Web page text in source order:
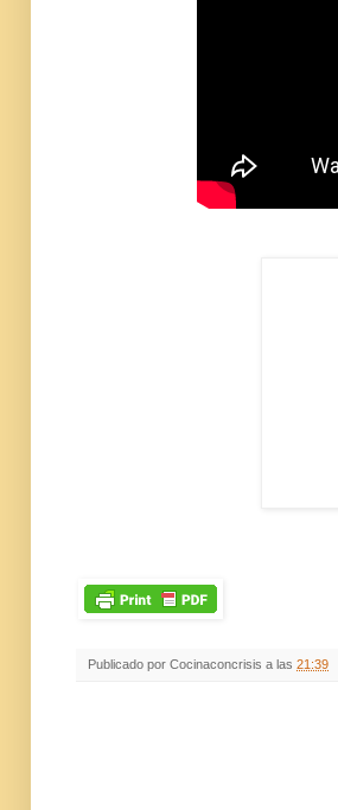
Publicado por Cocinaconcrisis a las 21:39